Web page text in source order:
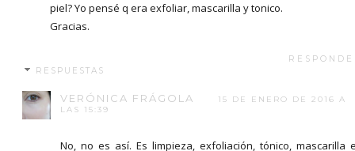
piel? Yo pensé q era exfoliar, mascarilla y tonico.
Gracias.
RESPUESTAS
VERÓNICA FRÁGOLA
15 DE ENERO DE 2016 A
LAS 15:39
No, no es así. Es limpieza, exfoliación, tónico, mascarilla